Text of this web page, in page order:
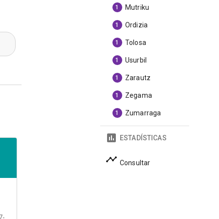
1 Mutriku
1 Ordizia
1 Tolosa
1 Usurbil
1 Zarautz
1 Zegama
1 Zumarraga
ESTADÍSTICAS
Consultar